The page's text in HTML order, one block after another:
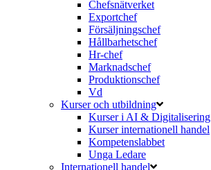
Chefsnätverket
Exportchef
Försäljningschef
Hållbarhetschef
Hr-chef
Marknadschef
Produktionschef
Vd
Kurser och utbildning
Kurser i AI & Digitalisering
Kurser internationell handel
Kompetenslabbet
Unga Ledare
Internationell handel